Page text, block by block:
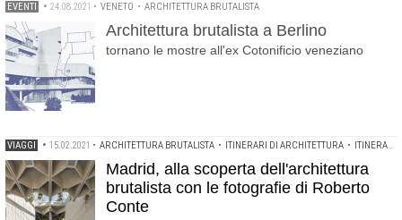
EVENTI • 24.08.2021 • VENETO • ARCHITETTURA BRUTALISTA
Architettura brutalista a Berlino
tornano le mostre all'ex Cotonificio veneziano
VIAGGI • 15.02.2021 • ARCHITETTURA BRUTALISTA • ITINERARI DI ARCHITETTURA • ITINERARI DI ARCHITETTURA
Madrid, alla scoperta dell'architettura
brutalista con le fotografie di Roberto
Conte